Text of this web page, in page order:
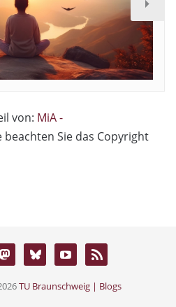
von: MiA -
beachten Sie das Copyright
TU Braunschweig | Blogs